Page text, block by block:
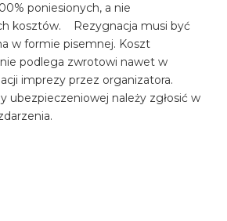
poniesionych, a nie
kosztów. Rezygnacja musi być
w formie pisemnej. Koszt
podlega zwrotowi nawet w
imprezy przez organizatora.
ubezpieczeniowej należy zgłosić w